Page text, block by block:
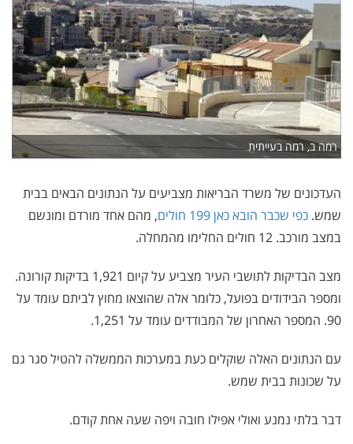
רמה ב, רמה בעייתית
העדכונים של משרד הבריאות מצביעים על הנתונים הבאים בבית
שמש. כפי שכבר הובא כאן 199 חולים
, מהם אחד מורדם ומונשם
במצב מורכב. 12 חולים החלימו מהמחלה.
מצב הבדיקות לתושבי העיר מצביע על קיום 1,921 בדיקות קורונה.
ומספר הבידודים בפועל, כלומר אלה שהוצאו מחוץ לביתם עומד על
90. המספר האחרון של המבודדים עומד על 1,251.
עם הנתונים האלה שוקלים כעת במערכות הממשלה להטיל סגר גם
על שכונות בבית שמש.
דבר בלתי נמנע ואולי אפילו חובה ויפה שעה אחת קודם.